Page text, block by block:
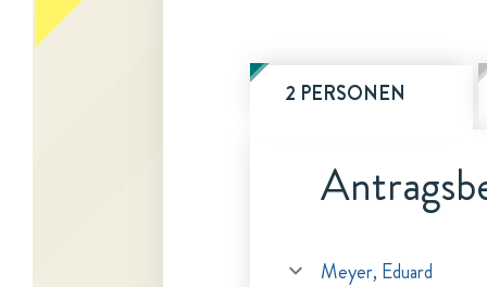
2 PERSONEN
Meyer, Eduard